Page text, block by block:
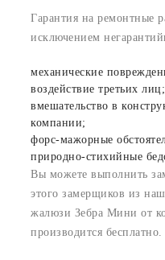
Гарантия на ремонтные
исключением
механические
воздействие третьих лиц;
вмешательство в
компании;
форс-мажорные
природно-стихийные
Вы можете выполнить
этого замерщиков из
жалюзи Зебра Мини от
производится бесплатно.